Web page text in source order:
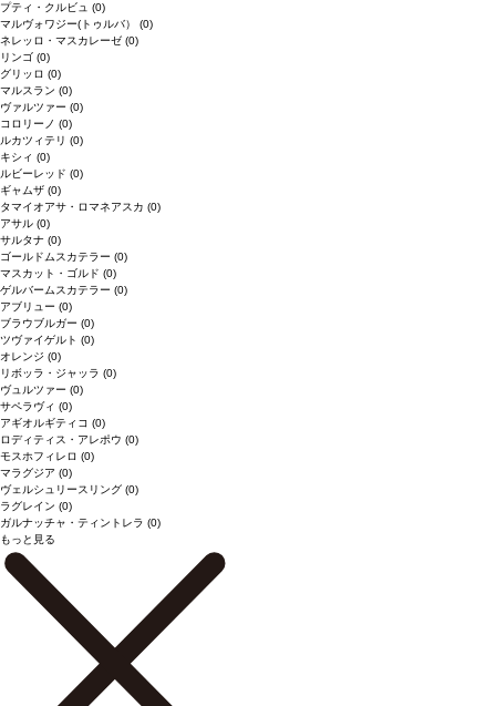
プティ・クルビュ (0)
マルヴォワジー(トゥルバ） (0)
ネレッロ・マスカレーゼ (0)
リンゴ (0)
グリッロ (0)
マルスラン (0)
ヴァルツァー (0)
コロリーノ (0)
ルカツィテリ (0)
キシィ (0)
ルビーレッド (0)
ギャムザ (0)
タマイオアサ・ロマネアスカ (0)
アサル (0)
サルタナ (0)
ゴールドムスカテラー (0)
マスカット・ゴルド (0)
ゲルバームスカテラー (0)
アブリュー (0)
ブラウブルガー (0)
ツヴァイゲルト (0)
オレンジ (0)
リボッラ・ジャッラ (0)
ヴュルツァー (0)
サペラヴィ (0)
アギオルギティコ (0)
ロディティス・アレポウ (0)
モスホフィレロ (0)
マラグジア (0)
ヴェルシュリースリング (0)
ラグレイン (0)
ガルナッチャ・ティントレラ (0)
もっと見る